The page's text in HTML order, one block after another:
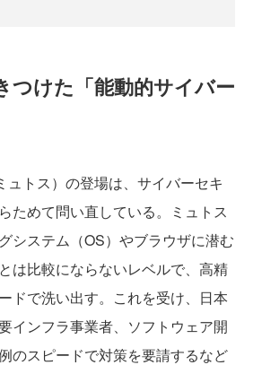
つけた「能動的サイバー
トス）の登場は、サイバーセキ
ためて問い直している。ミュトス
システム（OS）やブラウザに潜む
は比較にならないレベルで、高精
ドで洗い出す。これを受け、日本
インフラ事業者、ソフトウェア開
のスピードで対策を要請するなど